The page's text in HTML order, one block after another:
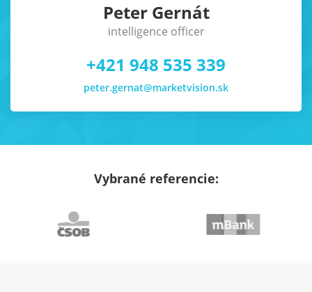
Peter Gernát
intelligence officer
+421 948 535 339
peter.gernat@marketvision.sk
Vybrané referencie: